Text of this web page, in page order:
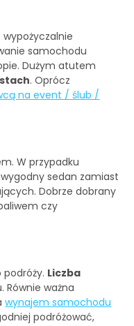
samochodu
Dużym atutem
. Oprócz
na event / ślub /
W przypadku
sedan zamiast
Dobrze dobrany
czy
Liczba
ważna
wynajem samochodu
podróżować,